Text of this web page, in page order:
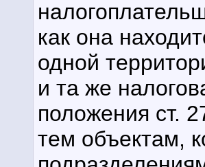
как она
одной
и та же
положения ст.
тем объектам,